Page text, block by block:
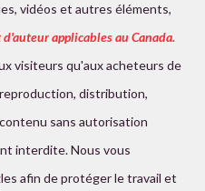
vidéos et autres éléments,
applicables au Canada.
visiteurs qu'aux acheteurs de
distribution,
sans autorisation
interdite. Nous vous
afin de protéger le travail et